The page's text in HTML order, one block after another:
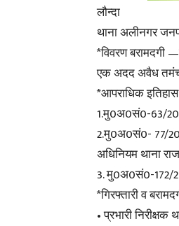
लौन्दा
थाना अलीनगर
*विवरण बरामदगी
एक अदद अवैध
*आपराधिक
1.मु0अ0सं0-63/
2.मु0अ0सं0- 77/
अधिनियम थाना
3. मु0अ0सं0-172/
*गिरफ्तारी व
• प्रभारी